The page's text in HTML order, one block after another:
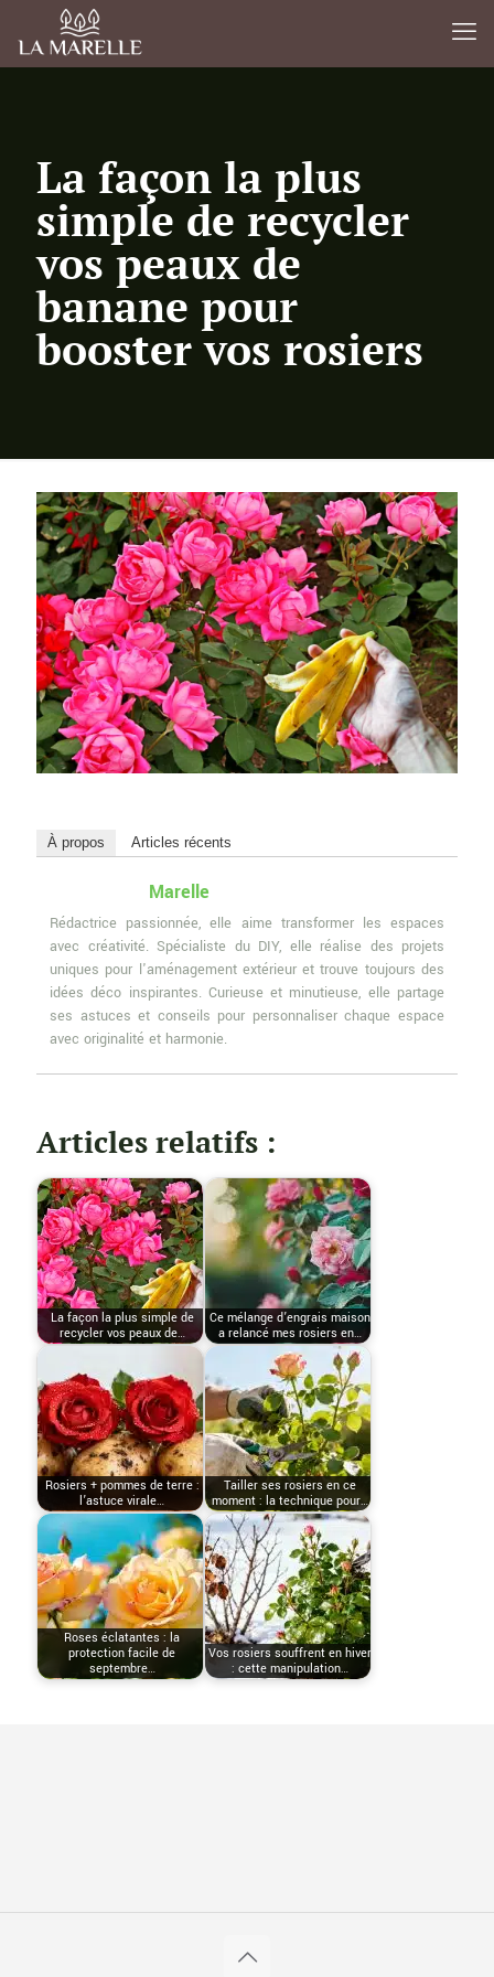
La façon la plus
simple de recycler
vos peaux de
banane pour
booster vos rosiers
À propos Articles récents
Marelle
Rédactrice passionnée, elle aime transformer les espaces
avec créativité. Spécialiste du DIY, elle réalise des projets
uniques pour l'aménagement extérieur et trouve toujours des
idées déco inspirantes. Curieuse et minutieuse, elle partage
ses astuces et conseils pour personnaliser chaque espace
avec originalité et harmonie.
Articles relatifs :
La façon la plus simple de
recycler vos peaux de…
Ce mélange d’engrais maison
a relancé mes rosiers en…
Rosiers + pommes de terre :
l’astuce virale…
Tailler ses rosiers en ce
moment : la technique pour…
Roses éclatantes : la
protection facile de
septembre…
Vos rosiers souffrent en hiver
: cette manipulation…